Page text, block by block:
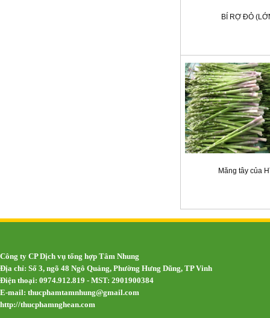
BÍ RỢ ĐỎ
Măng tây của
Công ty CP Dịch vụ tổng hợp Tâm Nhung
Địa chỉ: Số 3, ngõ 48 Ngô Quảng, Phường Hưng Dũng, TP Vinh
Điện thoại: 0974.912.819 - MST: 2901900384
E-mail: thucphamtamnhung@gmail.com
http://thucphamnghean.com